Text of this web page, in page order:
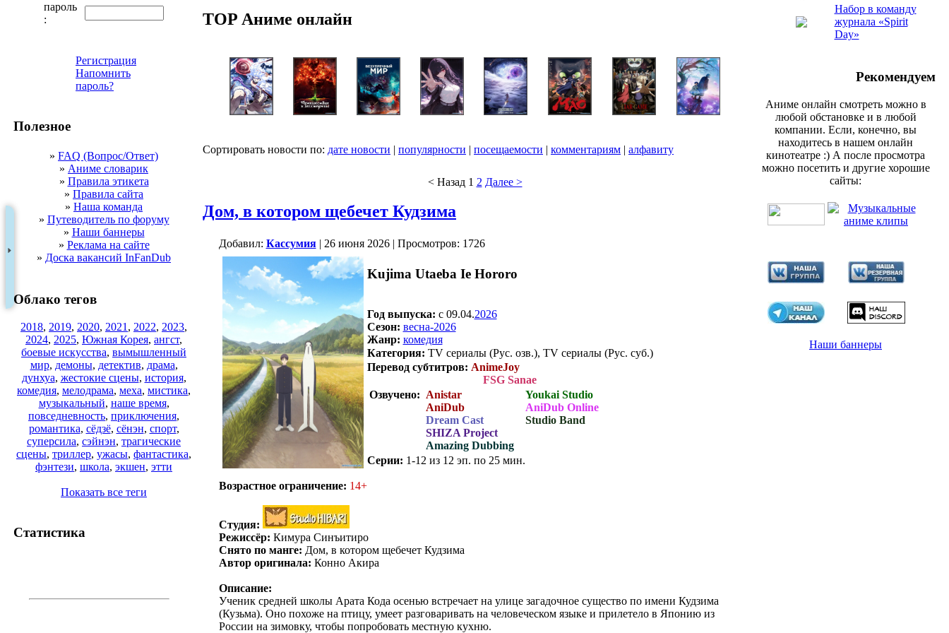
пароль
:
Регистрация
Напомнить
пароль?
Полезное
» FAQ (Вопрос/Ответ)
» Аниме словарик
» Правила этикета
» Правила сайта
» Наша команда
» Путеводитель по форуму
» Наши баннеры
» Реклама на сайте
» Доска вакансий InFanDub
Облако тегов
2018, 2019, 2020, 2021 , 2022, 2023,
2024, 2025, Южная Корея, ангст,
боевые искусства, вымышленный
мир, демоны, детектив, драма,
дунхуа, жестокие сцены, история,
комедия, мелодрама, меха, мистика,
музыкальный, наше время,
повседневность, приключения,
романтика, сёдзё, сёнэн, спорт,
суперсила, сэйнэн, трагические
сцены, триллер, ужасы, фантастика,
фэнтези, школа, экшен, этти
Показать все теги
Статистика
TOP Аниме онлайн
Сортировать новости по: дате новости | популярности | посещаемости | комментариям | алфавиту
< Назад 1 2 Далее >
Дом, в котором щебечет Кудзима
Добавил: Кассумия| 26 июня 2026 | Просмотров: 1726
Kujima Utaeba Ie Hororo
Год выпуска: c 09.04.2026
Сезон: весна-2026
Жанр: комедия
Категория: TV сериалы (Рус. озв.), TV сериалы (Рус. суб.)
Перевод субтитров: AnimeJoy
FSG Sanae
Озвучено: Anistar
AniDub
Dream Cast
SHIZA Project
Amazing Dubbing
Youkai Studio
AniDub Online
Studio Band
Серии: 1-12 из 12 эп. по 25 мин.
Возрастное ограничение: 14+
Студия:
Режиссёр: Кимура Синъитиро
Снято по манге: Дом, в котором щебечет Кудзима
Автор оригинала: Конно Акира
Описание:
Ученик средней школы Арата Кода осенью встречает на улице загадочное существо по имени Кудзима
(Кузьма). Оно похоже на птицу, умеет разговаривать на человеческом языке и прилетело в Японию из
России на зимовку, чтобы попробовать местную кухню.
Набор в команду
журнала «Spirit
Day»
Рекомендуем
Аниме онлайн смотреть можно в
любой обстановке и в любой
компании. Если, конечно, вы
находитесь в нашем онлайн
кинотеатре :) А после просмотра
можно посетить и другие хорошие
сайты:
Наши баннеры